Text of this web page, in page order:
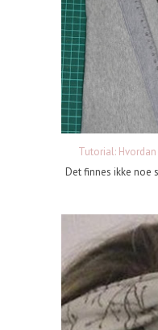
Tutorial:
Det finnes ikke noe